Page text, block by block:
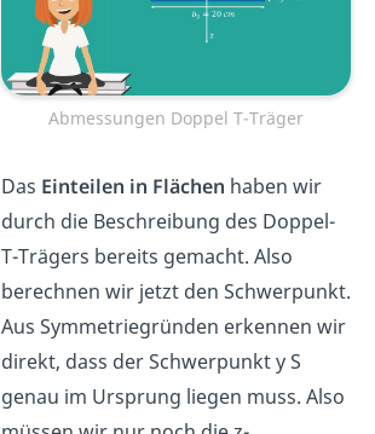
Abmessungen Doppel T-Träger
Das Einteilen in Flächen haben wir
durch die Beschreibung des Doppel-
T-Trägers bereits gemacht. Also
berechnen wir jetzt den Schwerpunkt.
Aus Symmetriegründen erkennen wir
direkt, dass der Schwerpunkt y S
genau im Ursprung liegen muss. Also